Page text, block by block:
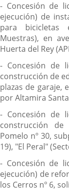
- Concesión de
ejecución) de
para bicicletas
Muestras), en
Huerta del Rey
- Concesión de
construcción de
plazas de garaje,
por Altamira
- Concesión de
construcción
Pomelo nº 30,
19), "El Peral"
- Concesión de
ejecución) de
los Cerros nº 6,